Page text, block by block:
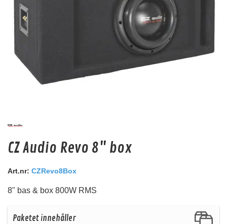
Audio System Z-EVO 0.75M
RCA kabel i OFC koppar. 0,75m lång.
Snabblager 1-3 dagar
103 kr
CZ Audio Revo 8" box
Art.nr: CZRevo8Box
8" bas & box 800W RMS
Paketet innehåller